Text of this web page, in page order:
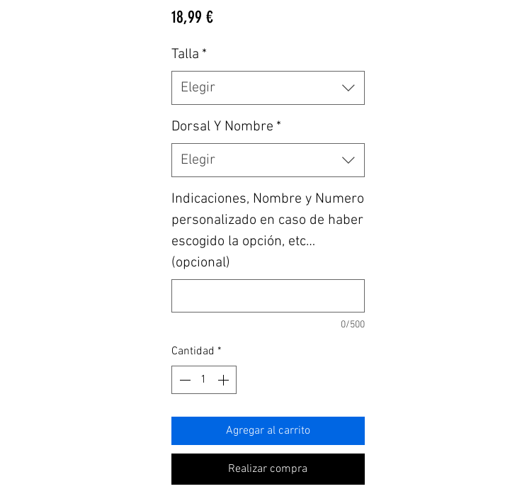
18,99 €Precio
Talla *
Elegir
Dorsal Y Nombre *
Elegir
Indicaciones, Nombre y Numero
personalizado en caso de haber
escogido la opción, etc…
(opcional)
0/500
Cantidad *
Agregar al carrito
Realizar compra